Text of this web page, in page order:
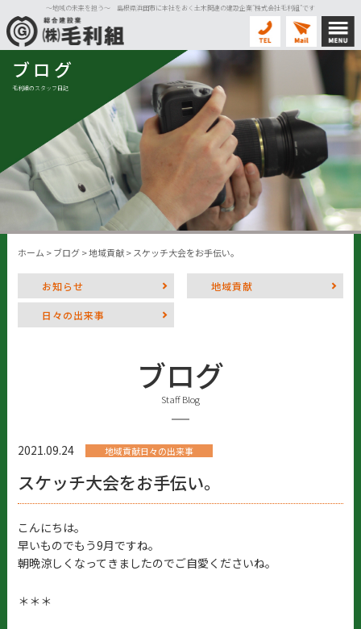
〜地域の未来を担う〜 島根県浜田市に本社をおく土木関連の建設企業”株式会社毛利組”です
ブログ
毛利組のスタッフ日記
ホーム >ブログ>地域貢献> スケッチ大会をお手伝い。
お知らせ 地域貢献
日々の出来事
ブログ
Staff Blog
2021.09.24 地域貢献日々の出来事
スケッチ大会をお手伝い。
こんにちは。
早いものでもう9月ですね。
朝晩涼しくなってきましたのでご自愛くださいね。
＊＊＊